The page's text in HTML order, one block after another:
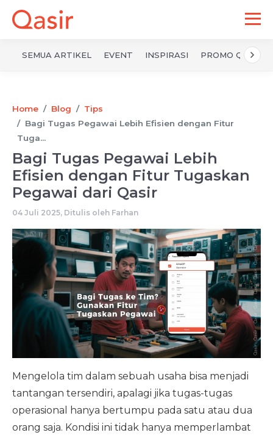
SEMUA ARTIKEL EVENT INSPIRASI PROMO QASIR
Home Blog
Tips
Bagi Tugas Pegawai Lebih Efisien dengan Fitur
Tuga...
Bagi Tugas Pegawai Lebih
Efisien dengan Fitur Tugaskan
Pegawai dari Qasir
04 Juli 2025, Ditulis oleh Farhan
Mengelola tim dalam sebuah usaha bisa menjadi
tantangan tersendiri, apalagi jika tugas-tugas
operasional hanya bertumpu pada satu atau dua
orang saja. Kondisi ini tidak hanya memperlambat